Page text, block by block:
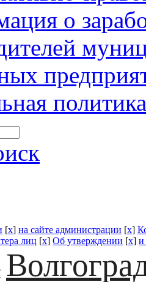
о
политика
[x] на сайте администрации [x]
лиц [x] Об утверждении [x] и